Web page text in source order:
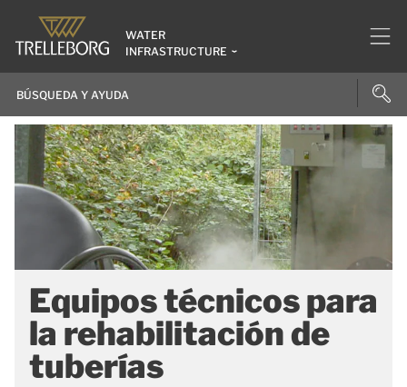
WATER
INFRASTRUCTURE
Equipos técnicos para
la rehabilitación de
tuberías